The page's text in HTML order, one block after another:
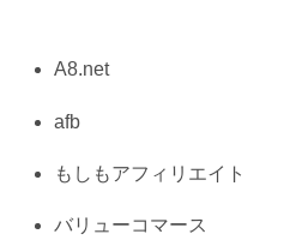
A8.net
afb
もしもアフィリエイト
バリューコマース